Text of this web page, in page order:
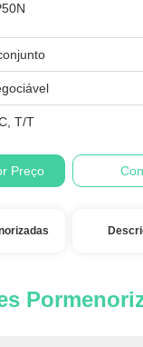
T/T
Preço